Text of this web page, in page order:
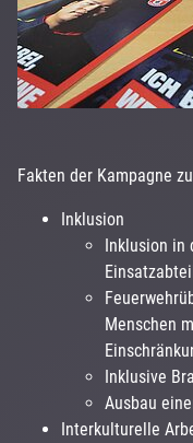
Fakten der Kampagne
Inklusion
Inklusion in
Menschen
Inklusive
Ausbau
Interkulturelle